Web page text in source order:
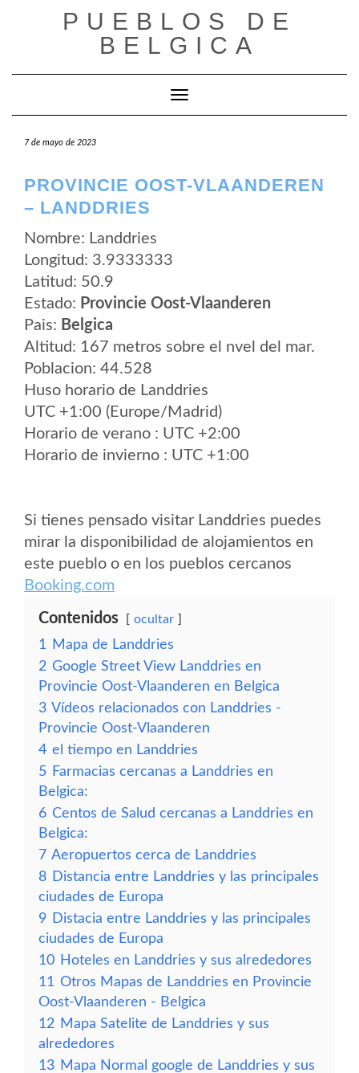
PUEBLOS DE
BELGICA
Cambiar modo de navegación
7 de mayo de 2023
PROVINCIE OOST-VLAANDEREN
– LANDDRIES
Nombre: Landdries
Longitud: 3.9333333
Latitud: 50.9
Estado: Provincie Oost-Vlaanderen
Pais: Belgica
Altitud: 167 metros sobre el nvel del mar.
Poblacion: 44.528
Huso horario de Landdries
UTC +1:00 (Europe/Madrid)
Horario de verano : UTC +2:00
Horario de invierno : UTC +1:00
Si tienes pensado visitar Landdries puedes
mirar la disponibilidad de alojamientos en
este pueblo o en los pueblos cercanos
Booking.com
Contenidos ocultar
1
Mapa de Landdries
2 Google Street View Landdries en
Provincie Oost-Vlaanderen en Belgica
3 Vídeos relacionados con Landdries -
Provincie Oost-Vlaanderen
4 el tiempo en Landdries
5 Farmacias cercanas a Landdries en
Belgica:
6 Centos de Salud cercanas a Landdries en
Belgica:
7 Aeropuertos cerca de Landdries
8 Distancia entre Landdries y las principales
ciudades de Europa
9 Distacia entre Landdries y las principales
ciudades de Europa
10 Hoteles en Landdries y sus alrededores
11 Otros Mapas de Landdries en Provincie
Oost-Vlaanderen - Belgica
12 Mapa Satelite de Landdries y sus
alrededores
13 Mapa Normal google de Landdries y sus